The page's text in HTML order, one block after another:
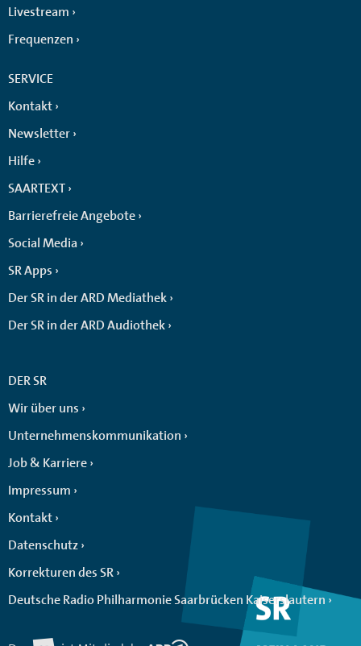
Livestream
Frequenzen
SERVICE
Kontakt
Newsletter
Hilfe
SAARTEXT
Barrierefreie Angebote
Social Media
SR Apps
Der SR in der ARD Mediathek
Der SR in der ARD Audiothek
DER SR
Wir über uns
Unternehmenskommunikation
Job & Karriere
Impressum
Kontakt
Datenschutz
Korrekturen des SR
Deutsche Radio Philharmonie Saarbrücken Kaiserslautern